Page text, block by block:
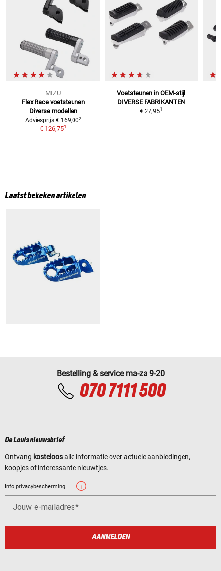
MIZU
Flex Race voetsteunen
Diverse modellen
Adviesprijs € 169,002
€ 126,751
Voetsteunen in OEM-stijl
DIVERSE FABRIKANTEN
€ 27,951
Laatst bekeken artikelen
Bestelling & service ma-za 9-20
070 7111 500
De Louis nieuwsbrief
Ontvang kosteloosalle informatie over actuele aanbiedingen,
koopjes of interessante nieuwtjes.
Info privacybescherming
Jouw e-mailadres
AANMELDEN